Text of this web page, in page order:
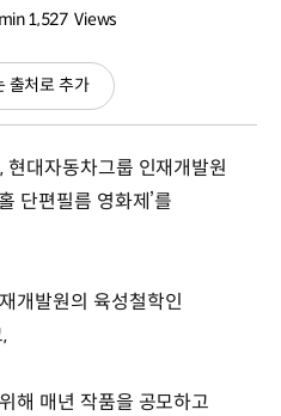
1,527 Views
출처로 추가(새
창
대자동차그룹 인재개발원
단편필름 영화제’를
개발원의 육성철학인
해 매년 작품을 공모하고